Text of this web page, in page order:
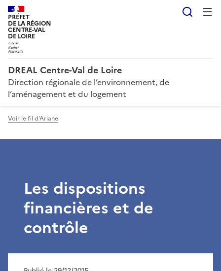
PRÉFET
DE LA RÉGION
CENTRE-VAL
DE LOIRE
DREAL Centre-Val de Loire
Direction régionale de l’environnement, de
l’aménagement et du logement
Voir le fil d'Ariane
Les dispositions
financières et de
contrôle